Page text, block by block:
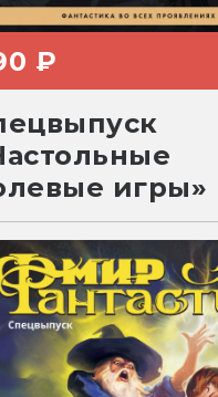
₽
игры»